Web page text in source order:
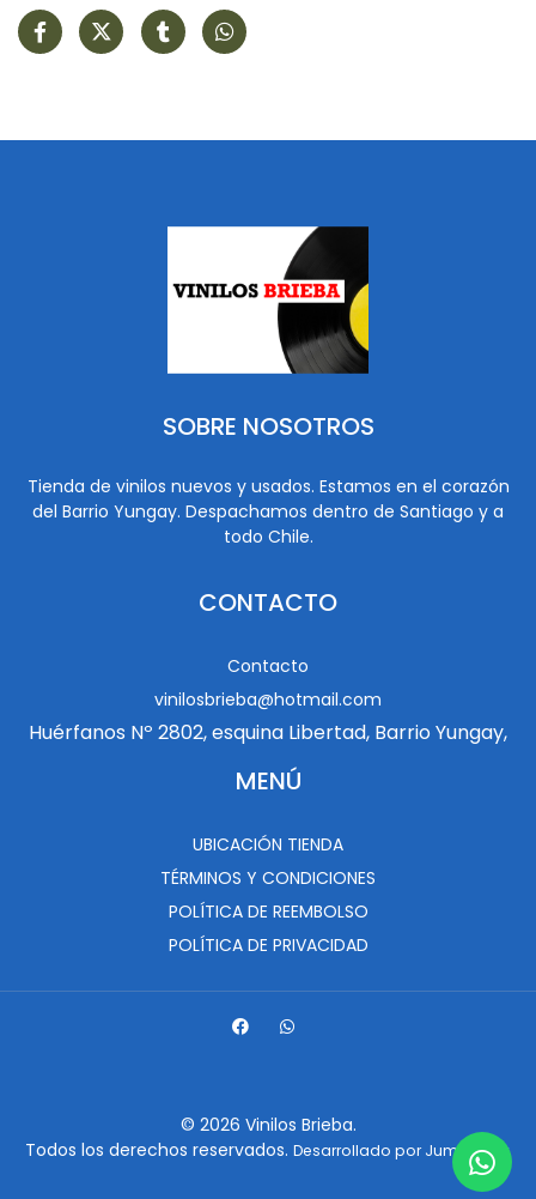
SOBRE NOSOTROS
Tienda de vinilos nuevos y usados. Estamos en el corazón
del Barrio Yungay. Despachamos dentro de Santiago y a
todo Chile.
CONTACTO
Contacto
vinilosbrieba@hotmail.com
Huérfanos Nº 2802, esquina Libertad, Barrio Yungay,
MENÚ
UBICACIÓN TIENDA
TÉRMINOS Y CONDICIONES
POLÍTICA DE REEMBOLSO
POLÍTICA DE PRIVACIDAD
© 2026 Vinilos Brieba.
Todos los derechos reservados. Desarrollado por Jumpseller.